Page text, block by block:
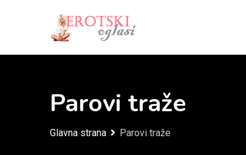
Parovi traže
Glavna strana Parovi traže